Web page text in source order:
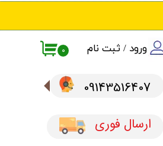
ورود / ثبت نام
تغییر گذر واژه
خروج از حساب کاربری
۰
09143516407​​​​​​​
ارسال فوری